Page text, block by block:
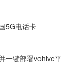
5G电话卡
一键部署vohive平